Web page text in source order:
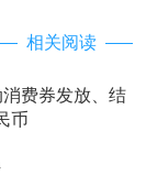
相关阅读
费券发放、结
币